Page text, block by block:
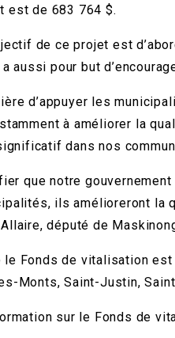
est de 683 764 $.
de ce projet est
aussi pour but
d’appuyer les
à améliorer la
dans nos
que notre
ils amélioreront la
député de
le Fonds de vitalisation
Monts, Saint-Justin,
sur le Fonds de